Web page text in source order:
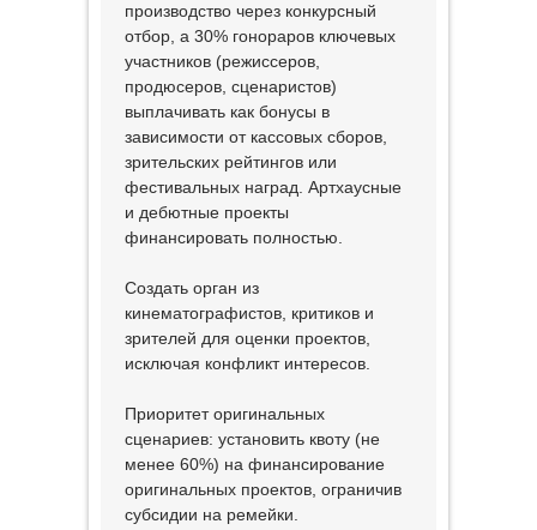
производство через конкурсный
отбор, а 30% гонораров ключевых
участников (режиссеров,
продюсеров, сценаристов)
выплачивать как бонусы в
зависимости от кассовых сборов,
зрительских рейтингов или
фестивальных наград. Артхаусные
и дебютные проекты
финансировать полностью.
Создать орган из
кинематографистов, критиков и
зрителей для оценки проектов,
исключая конфликт интересов.
Приоритет оригинальных
сценариев: установить квоту (не
менее 60%) на финансирование
оригинальных проектов, ограничив
субсидии на ремейки.